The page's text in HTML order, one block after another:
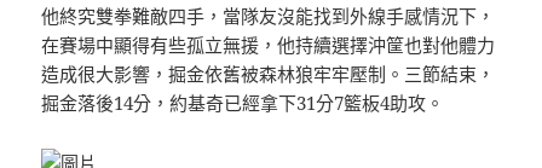
他終究雙拳難敵四手，當隊友沒能找到外線手感情況下，
在賽場中顯得有些孤立無援，他持續選擇沖筐也對他體力
造成很大影響，掘金依舊被森林狼牢牢壓制。三節結束，
掘金落後14分，約基奇已經拿下31分7籃板4助攻。